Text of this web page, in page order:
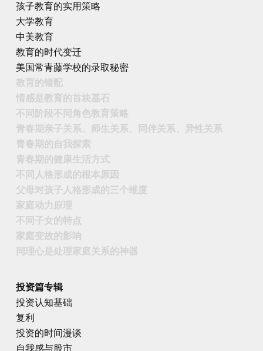
孩子教育的实用策略
大学教育
中美教育
教育的时代变迁
美国常青藤学校的录取秘密
教育的错配
情感是教育的首块基石
不同阶段不同角色教育策略
青春期亲子关系、师生关系、同伴关系、异性关系
青春期的自我探索
青春期的健康生活方式
不同人格形成的根本原因
父母对孩子人格形成的三个维度
家庭动力原理
不同子女的特点
家庭变故的影响
同理心是处理家庭关系的神器
投资篇专辑
投资认知基础
复利
投资的时间漫谈
自我感与股市